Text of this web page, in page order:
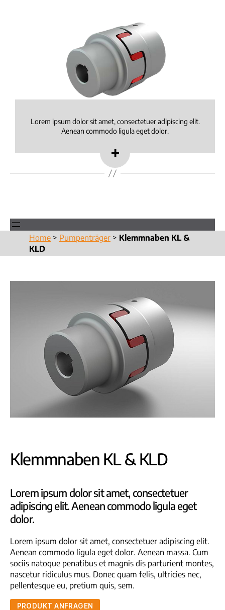
Lorem ipsum dolor sit amet, consectetuer adipiscing elit.
Aenean commodo ligula eget dolor.
Home > Pumpenträger > Klemmnaben KL &
KLD
Klemmnaben KL & KLD
Lorem ipsum dolor sit amet, consectetuer
adipiscing elit. Aenean commodo ligula eget
dolor.
Lorem ipsum dolor sit amet, consectetuer adipiscing elit.
Aenean commodo ligula eget dolor. Aenean massa. Cum
sociis natoque penatibus et magnis dis parturient montes,
nascetur ridiculus mus. Donec quam felis, ultricies nec,
pellentesque eu, pretium quis, sem.
PRODUKT ANFRAGEN